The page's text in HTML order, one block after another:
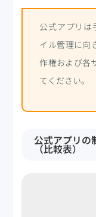
公式アプリは
イル管理に向
作権および各
てください。
公式アプリの
（比較表）